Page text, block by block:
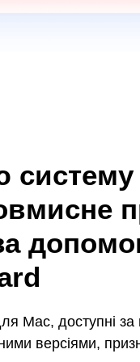
систему
Mac, доступні
версіями,